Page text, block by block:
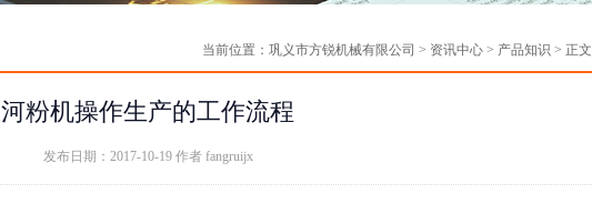
当前位置： 巩义市方锐机械有限公司 > 资讯中心 > 产品知识 > 正文
河粉机操作生产的工作流程
发布日期：2017-10-19 作者 fangruijx